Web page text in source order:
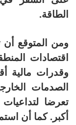
الطاقة.
ومن المتوقع أن
اقتصادات
وقدرات مالية
الصدمات
تعرضا
أكبر. كما أن